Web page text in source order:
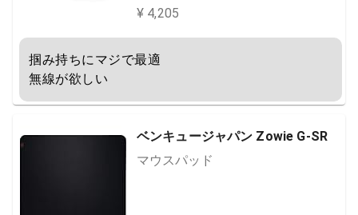
¥ 4,205
掴み持ちにマジで最適
無線が欲しい
ベンキュージャパン Zowie G-SR
マウスパッド